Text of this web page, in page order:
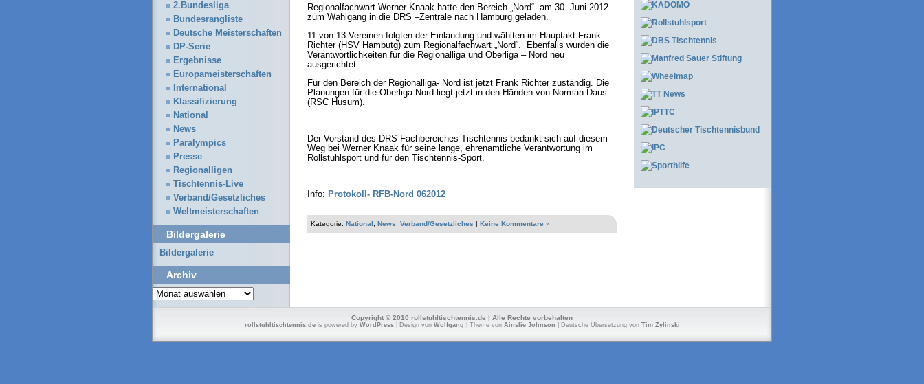
Regionalfachwart Werner Knaak hatte den Bereich „Nord“ am 30. Juni 2012
zum Wahlgang in die DRS –Zentrale nach Hamburg geladen.
11 von 13 Vereinen folgten der Einlandung und wählten im Hauptakt Frank
Richter (HSV Hambutg) zum Regionalfachwart „Nord“. Ebenfalls wurden die
Verantwortlichkeiten für die Regionalliga und Oberliga – Nord neu
ausgerichtet.
Für den Bereich der Regionalliga- Nord ist jetzt Frank Richter zuständig. Die
Planungen für die Oberliga-Nord liegt jetzt in den Händen von Norman Daus
(RSC Husum).
Der Vorstand des DRS Fachbereiches Tischtennis bedankt sich auf diesem
Weg bei Werner Knaak für seine lange, ehrenamtliche Verantwortung im
Rollstuhlsport und für den Tischtennis-Sport.
Info: Protokoll- RFB-Nord 062012
Kategorie: National, News, Verband/Gesetzliches | Keine Kommentare »
2.Bundesliga
Bundesrangliste
Deutsche Meisterschaften
DP-Serie
Ergebnisse
Europameisterschaften
International
Klassifizierung
National
News
Paralympics
Presse
Regionalligen
Tischtennis-Live
Verband/Gesetzliches
Weltmeisterschaften
Bildergalerie
Bildergalerie
Archiv
Archiv
Copyright © 2010 rollstuhltischtennis.de | Alle Rechte vorbehalten
rollstuhltischtennis.deis powered by WordPress| Design von Wolfgang | Theme von Ainslie Johnson | Deutsche Übersetzung von Tim Zylinski